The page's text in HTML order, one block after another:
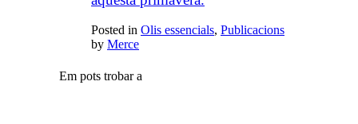
Posted in Olis essencials, Publicacions
by Merce
Em pots trobar a